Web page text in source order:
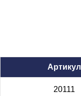
Артикул
20111